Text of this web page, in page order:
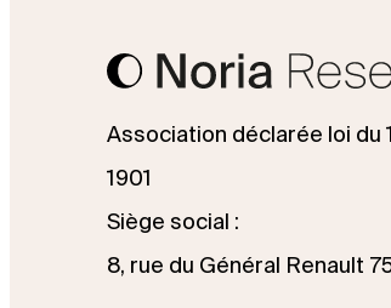
Association déclarée loi du
1901
Siège social :
8, rue du Général Renault